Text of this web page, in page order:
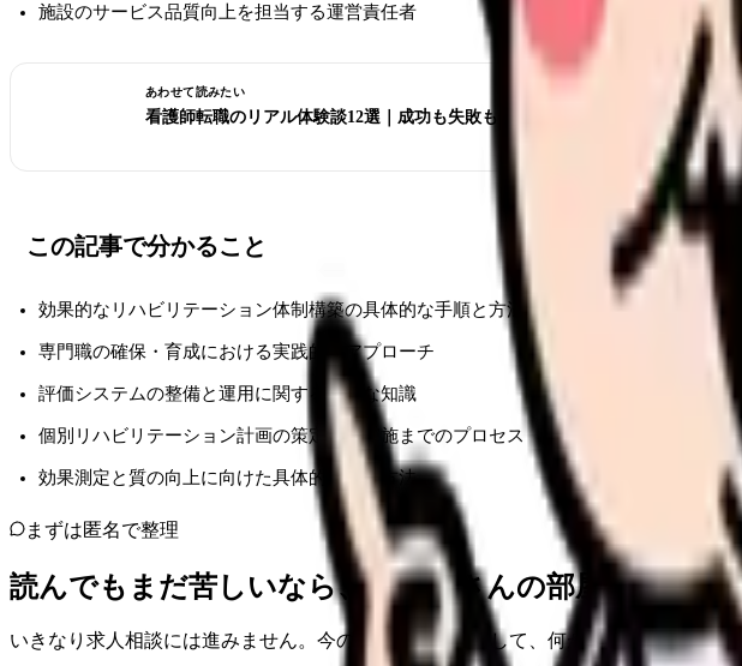
施設のサービス品質向上を担当する運営責任者
あわせて読みたい
看護師転職のリアル体験談12選｜成功も失敗も全部見せます
この記事で分かること
効果的なリハビリテーション体制構築の具体的な手順と方法
専門職の確保・育成における実践的なアプローチ
評価システムの整備と運用に関する詳細な知識
個別リハビリテーション計画の策定から実施までのプロセス
効果測定と質の向上に向けた具体的な解決方法
まずは匿名で整理
読んでもまだ苦しいなら、カンゴさんの部屋で少し話
いきなり求人相談には進みません。今の気持ちを吐き出して、何がつらいのか、辞